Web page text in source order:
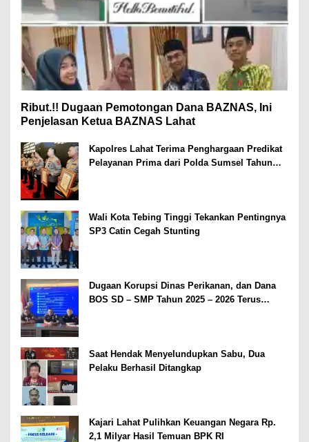
Ribut.!! Dugaan Pemotongan Dana BAZNAS, Ini
Penjelasan Ketua BAZNAS Lahat
Kapolres Lahat Terima Penghargaan Predikat
Pelayanan Prima dari Polda Sumsel Tahun
Wali Kota Tebing Tinggi Tekankan Pentingnya
SP3 Catin Cegah Stunting
Dugaan Korupsi Dinas Perikanan, dan Dana
BOS SD – SMP Tahun 2025 – 2026 Terus
Saat Hendak Menyelundupkan Sabu, Dua
Pelaku Berhasil Ditangkap
Kajari Lahat Pulihkan Keuangan Negara Rp.
2,1 Milyar Hasil Temuan BPK RI